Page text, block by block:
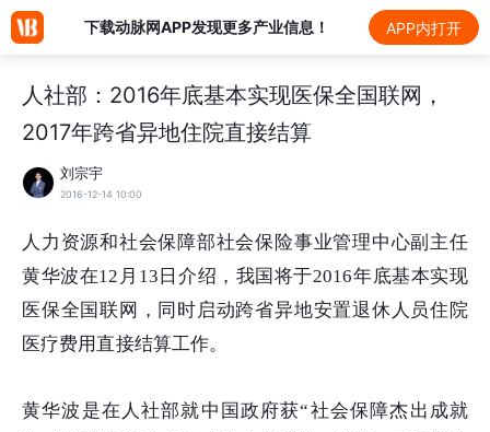
下载动脉网APP发现更多产业信息！ APP内打开
人社部：2016年底基本实现医保全国联网，
2017年跨省异地住院直接结算
刘宗宇
2016-12-14 10:00
人力资源和社会保障部社会保险事业管理中心副主任
黄华波在12月13日介绍，我国将于2016年底基本实现
医保全国联网，同时启动跨省异地安置退休人员住院
医疗费用直接结算工作。
黄华波是在人社部就中国政府获“社会保障杰出成就